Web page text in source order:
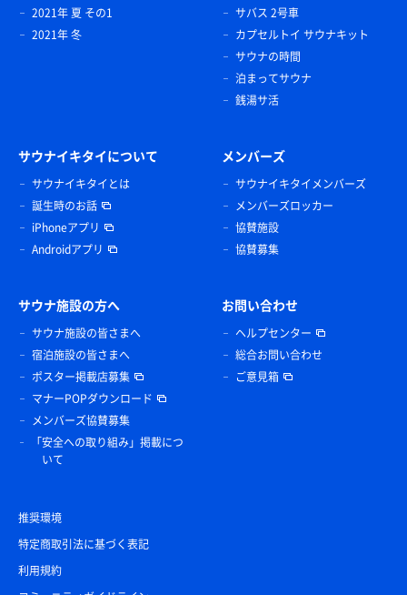
2021年 夏 その1
2021年 冬
サバス 2号車
カプセルトイ サウナキット
サウナの時間
泊まってサウナ
銭湯サ活
サウナイキタイについて
サウナイキタイとは
誕生時のお話
iPhoneアプリ
Androidアプリ
メンバーズ
サウナイキタイメンバーズ
メンバーズロッカー
協賛施設
協賛募集
サウナ施設の方へ
サウナ施設の皆さまへ
宿泊施設の皆さまへ
ポスター掲載店募集
マナーPOPダウンロード
メンバーズ協賛募集
「安全への取り組み」掲載につ
いて
お問い合わせ
ヘルプセンター
総合お問い合わせ
ご意見箱
推奨環境
特定商取引法に基づく表記
利用規約